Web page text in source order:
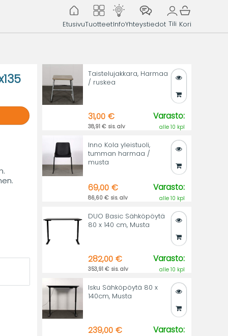
EtusivuTuotteetInfoYhteystiedot Tili Kori
Taistelujakkara, Harmaa
/ ruskea
31,00 €
38,91 € sis. alv
Varasto:
alle 10 kpl
Inno Kola yleistuoli,
tumman harmaa /
musta
69,00 €
86,60 € sis. alv
Varasto:
alle 10 kpl
DUO Basic Sähköpöytä
80 x 140 cm, Musta
282,00 €
353,91 € sis. alv
Varasto:
alle 10 kpl
Isku Sähköpöytä 80 x
140cm, Musta
239,00 € Varasto: